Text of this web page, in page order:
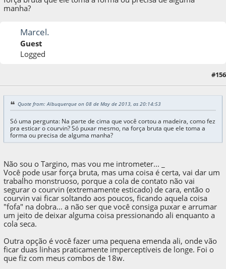
manha?
Marcel.
Guest
Logged
#156
Quote from: Albuquerque on 08 de May de 2013, as 20:14:53
Só uma pergunta: Na parte de cima que você cortou a madeira, como fez
pra esticar o courvin? Só puxar mesmo, na força bruta que ele toma a
forma ou precisa de alguma manha?
Não sou o Targino, mas vou me intrometer... _
Você pode usar força bruta, mas uma coisa é certa, vai dar um
trabalho monstruoso, porque a cola de contato não vai
segurar o courvin (extremamente esticado) de cara, então o
courvin vai ficar soltando aos poucos, ficando aquela coisa
"fofa" na dobra... a não ser que você consiga puxar e arrumar
um jeito de deixar alguma coisa pressionando ali enquanto a
cola seca.
Outra opção é você fazer uma pequena emenda ali, onde vão
ficar duas linhas praticamente imperceptíveis de longe. Foi o
que fiz com meus combos de 18w.